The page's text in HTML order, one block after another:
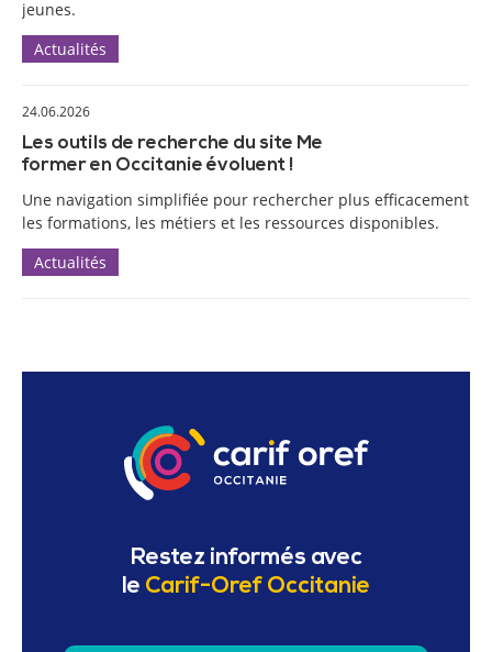
jeunes.
Actualités
24.06.2026
Les outils de recherche du site Me
former en Occitanie évoluent !
Une navigation simplifiée pour rechercher plus efficacement
les formations, les métiers et les ressources disponibles.
Actualités
Restez informés avec
le Carif-Oref Occitanie